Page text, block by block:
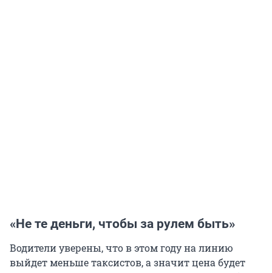
«Не те деньги, чтобы за рулем быть»
Водители уверены, что в этом году на линию
выйдет меньше таксистов, а значит цена будет